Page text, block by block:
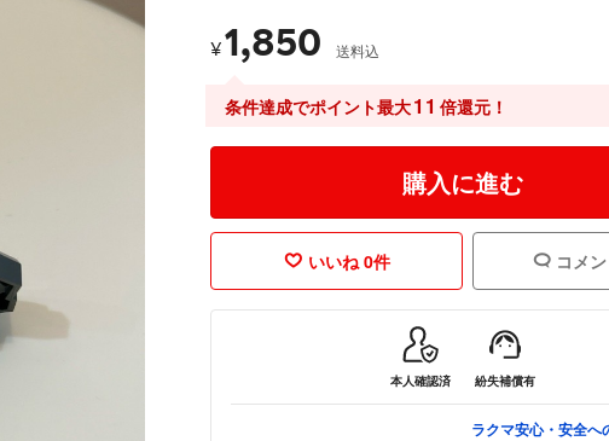
¥1,850 送料込
条件達成でポイント最大11 倍還元！
購入に進む
いいね 0件 コメ
本人確認済 紛失補償有
ラクマ安心・安全へ